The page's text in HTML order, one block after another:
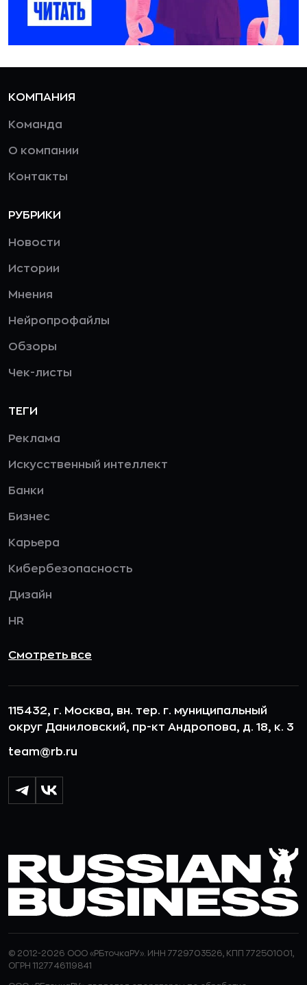
КОМПАНИЯ
Команда
О компании
Контакты
РУБРИКИ
Новости
Истории
Мнения
Нейропрофайлы
Обзоры
Чек-листы
ТЕГИ
Реклама
Искусственный интеллект
Банки
Бизнес
Карьера
Кибербезопасность
Дизайн
HR
Смотреть все
115432, г. Москва, вн. тер. г. муниципальный
округ Даниловский, пр-кт Андропова, д. 18, к. 3
team@rb.ru
© 2012-2026 ООО «РБточкаРУ». ИНН 7729703526, КПП 772501001,
ОГРН 1127746119841